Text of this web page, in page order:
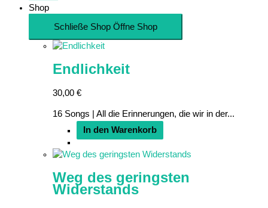
Shop
Schließe Shop Öffne Shop
Endlichkeit
30,00 €
16 Songs | All die Erinnerungen, die wir in der...
In den Warenkorb
Weg des geringsten
Widerstands